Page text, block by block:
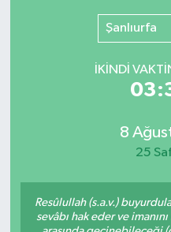
Şanlıurfa
İKINDI
8
25
Resûlullah (s.a.v.)
sevâbı hak eder ve
EKONOMİ
Namaz Vakitleri
Süper Lig Puan
Tüm Manşetler
Haber Arşivi